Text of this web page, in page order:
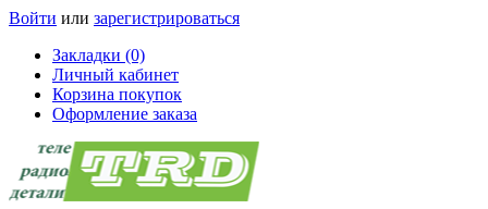
Войти или зарегистрироваться
Закладки (0)
Личный кабинет
Корзина покупок
Оформление заказа